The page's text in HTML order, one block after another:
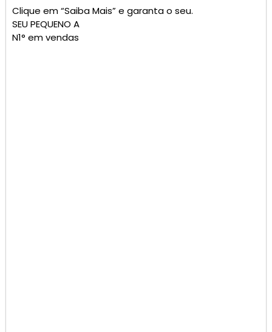
Clique em “Saiba Mais” e garanta o seu.
SEU PEQUENO A
N1° em vendas